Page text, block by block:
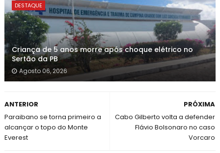
DESTAQUE
Criança de 5 anos morre após choque elétrico no
Sertão da PB
Agosto 06, 2026
PRÓXIMA
Cabo Gilberto volta a defender
Flávio Bolsonaro no caso
Vorcaro
ANTERIOR
Paraibano se torna primeiro a
alcançar o topo do Monte
Everest